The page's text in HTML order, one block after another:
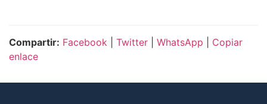
Compartir: Facebook Twitter WhatsApp
Copiar
enlace